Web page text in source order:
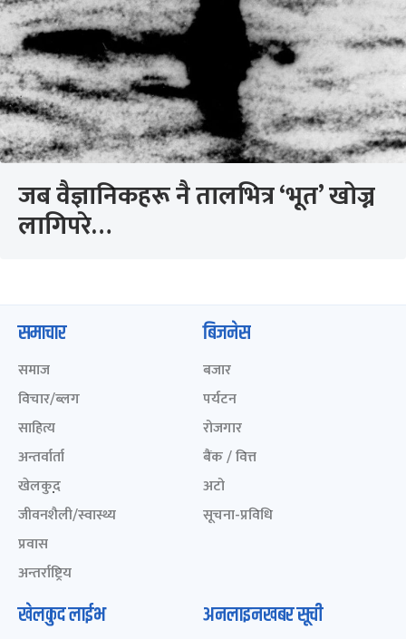
जब वैज्ञानिकहरू नै तालभित्र ‘भूत’ खोज्न
लागिपरे…
समाचार
समाज
विचार/ब्लग
साहित्य
अन्तर्वार्ता
खेलकुद़़
जीवनशैली/स्वास्थ्य
प्रवास
अन्तर्राष्ट्रिय
बिजनेस
बजार
पर्यटन
रोजगार
बैंक / वित्त
अटो
सूचना-प्रविधि
खेलकुद लाईभ अनलाइनखबर सूची